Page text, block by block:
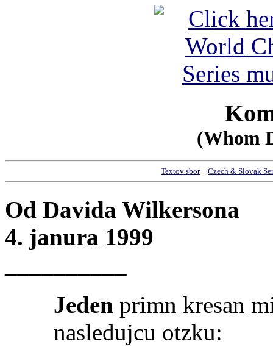
(Whom
Textov sbor+ Czech & Slovak
Od Davida Wilkersona
4. janura 1999
Jeden primn kresan
nasledujcu otzku: